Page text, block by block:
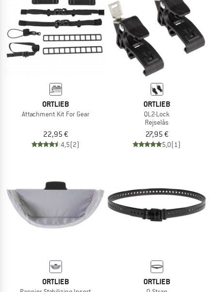
ORTLIEB
Attachment Kit For Gear
22,95 €
4,5(2)
ORTLIEB
QL2-Lock
Rejselås
27,95 €
5,0(1)
ORTLIEB ORTLIEB